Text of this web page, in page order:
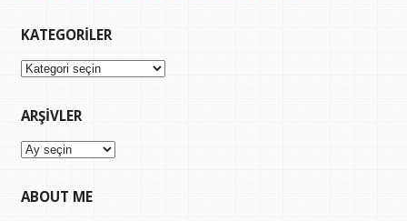
KATEGORILER
Kategoriler
ARŞIVLER
Arşivler
ABOUT ME